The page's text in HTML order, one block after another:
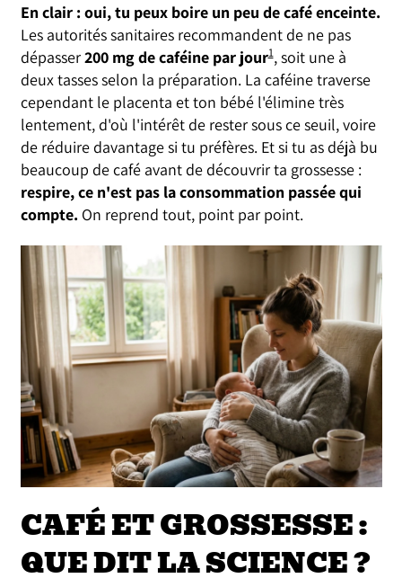
En clair : oui, tu peux boire un peu de café enceinte.
Les autorités sanitaires recommandent de ne pas
dépasser200 mg de caféine par jour1, soit une à
deux tasses selon la préparation. La caféine traverse
cependant le placenta et ton bébé l'élimine très
lentement, d'où l'intérêt de rester sous ce seuil, voire
de réduire davantage si tu préfères. Et si tu as déjà bu
beaucoup de café avant de découvrir ta grossesse :
respire, ce n'est pas la consommation passée qui
compte.On reprend tout, point par point.
CAFÉ ET GROSSESSE :
QUE DIT LA SCIENCE ?